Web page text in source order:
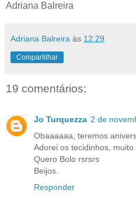
Adriana Balreira
Adriana Balreira às 12:29
Compartilhar
19 comentários:
Jo Turquezza 2 de
Obaaaaaa, teremos
Adorei os tecidinhos, muito
Quero Bolo rsrsrs
Beijos.
Responder